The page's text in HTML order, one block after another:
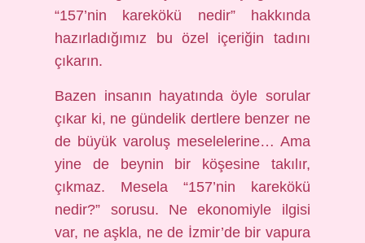
“157’nin karekökü nedir” hakkında
hazırladığımız bu özel içeriğin tadını
çıkarın.
Bazen insanın hayatında öyle sorular
çıkar ki, ne gündelik dertlere benzer ne
de büyük varoluş meselelerine… Ama
yine de beynin bir köşesine takılır,
çıkmaz. Mesela “157’nin karekökü
nedir?” sorusu. Ne ekonomiyle ilgisi
var, ne aşkla, ne de İzmir’de bir vapura